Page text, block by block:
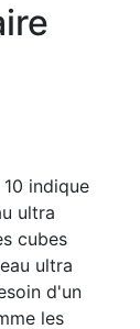
indique
ultra
cubes
ultra
d'un
les